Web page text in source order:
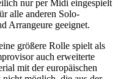
nur per Midi eingespielt
alle anderen Solo-
Arrangeure geeignet.
größere Rolle spielt als
auch erweiterte
mit der europäischen